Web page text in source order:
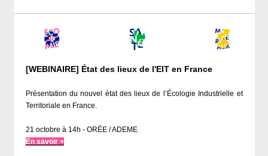
[WEBINAIRE] État des lieux de l'EIT en France
Présentation du nouvel état des lieux de l’Écologie Industrielle et
Territoriale en France.
21 octobre à 14h - ORÉE / ADEME
En savoir +